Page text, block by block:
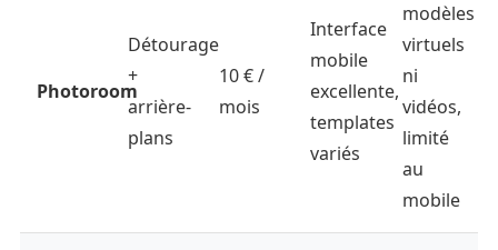
Photoroom
Détourage
+
arrière-
plans
10 € /
mois
Interface
mobile
excellente,
templates
variés
modèles
virtuels
ni
vidéos,
limité
au
mobile